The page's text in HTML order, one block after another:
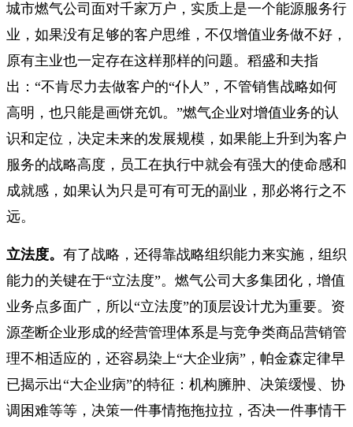
城市燃气公司面对千家万户，实质上是一个能源服务行
业，如果没有足够的客户思维，不仅增值业务做不好，
原有主业也一定存在这样那样的问题。稻盛和夫指
出：“不肯尽力去做客户的“仆人”，不管销售战略如何
高明，也只能是画饼充饥。”燃气企业对增值业务的认
识和定位，决定未来的发展规模，如果能上升到为客户
服务的战略高度，员工在执行中就会有强大的使命感和
成就感，如果认为只是可有可无的副业，那必将行之不
远。
立法度。 有了战略，还得靠战略组织能力来实施，组织
能力的关键在于“立法度”。燃气公司大多集团化，增值
业务点多面广，所以“立法度”的顶层设计尤为重要。资
源垄断企业形成的经营管理体系是与竞争类商品营销管
理不相适应的，还容易染上“大企业病”，帕金森定律早
已揭示出“大企业病”的特征：机构臃肿、决策缓慢、协
调困难等等，决策一件事情拖拖拉拉，否决一件事情干